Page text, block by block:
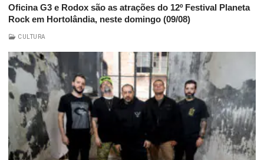
Oficina G3 e Rodox são as atrações do 12º Festival Planeta
Rock em Hortolândia, neste domingo (09/08)
CULTURA